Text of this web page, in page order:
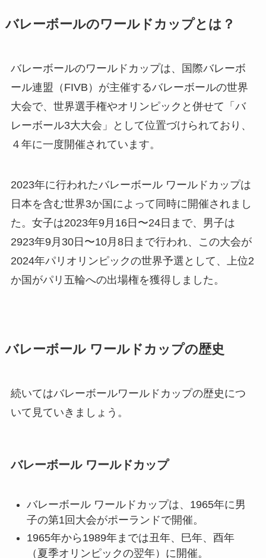
バレーボールのワールドカップとは？
バレーボールのワールドカップは、国際バレーボ
ール連盟（FIVB）が主催するバレーボールの世界
大会で、世界選手権やオリンピックと併せて「バ
レーボール3大大会」として位置づけられており、
４年に一度開催されています。
2023年に行われたバレーボール ワールドカップは
日本を含む世界3か国によって同時に開催されまし
た。女子は2023年9月16日〜24日まで、男子は
2923年9月30日〜10月8日まで行われ、この大会が
2024年パリオリンピックの世界予選として、上位2
か国がパリ五輪への出場権を獲得しました。
バレーボール ワールドカップの歴史
続いてはバレーボールワールドカップの歴史につ
いて見ていきましょう。
バレーボール ワールドカップ
バレーボール ワールドカップは、1965年に男
子の第1回大会がポーランドで開催。
1965年から1989年までは丑年、巳年、酉年
（夏季オリンピックの翌年）に開催。